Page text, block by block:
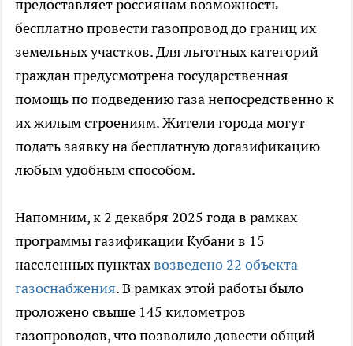
предоставляет россиянам возможность
бесплатно провести газопровод до границ их
земельных участков. Для льготных категорий
граждан предусмотрена государственная
помощь по подведению газа непосредственно к
их жилым строениям. Жители города могут
подать заявку на бесплатную догазификацию
любым удобным способом.
Напомним, к 2 декабря 2025 года в рамках
программы газификации Кубани в 15
населенных пунктахвозведено 22 объекта
газоснабжения. В рамках этой работы было
проложено свыше 145 километров
газопроводов, что позволило довести общий